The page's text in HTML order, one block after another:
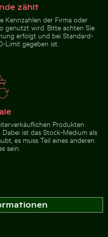
zählt
Kennzahlen der Firma oder
genutzt wird. Bitte achten Sie
erfolgt und bei Standard-
Limit gegeben ist.
Produkten
ist das Stock-Medium als
es muss Teil eines anderen
sein.